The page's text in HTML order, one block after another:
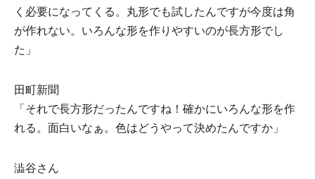
く必要になってくる。丸形でも試したんですが今度は⾓
が作れない。いろんな形を作りやすいのが⻑⽅形でし
た」
⽥町新聞
「それで長方形だったんですね！確かにいろんな形を作
れる。⾯⽩いなぁ。⾊はどうやって決めたんですか」
澁⾕さん